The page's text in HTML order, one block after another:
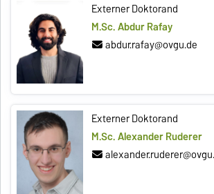
Externer Doktorand
M.Sc. Abdur Rafay
abdur.rafay@ovgu.de
Externer Doktorand
M.Sc. Alexander Ruderer